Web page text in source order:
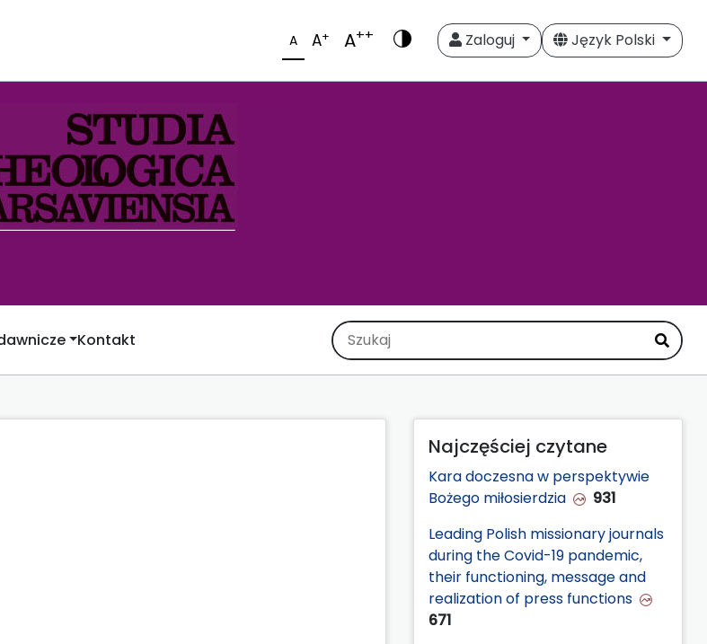
A A+ A++ Zaloguj Język Polski
Kontakt
Najczęściej czytane
Kara doczesna w perspektywie
Bożego miłosierdzia
931
Leading Polish missionary journals
during the Covid-19 pandemic,
their functioning, message and
realization of press functions
671